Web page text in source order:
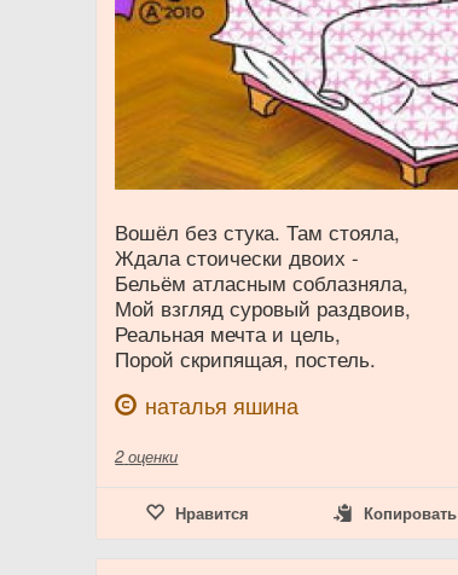
Вошёл без стука. Там стояла,
Ждала стоически двоих -
Бельём атласным соблазняла,
Мой взгляд суровый раздвоив,
Реальная мечта и цель,
Порой скрипящая, постель.
наталья яшина
2 оценки
Нравится Копировать